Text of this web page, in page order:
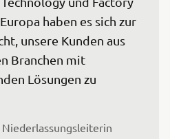
haben es sich zur
unsere Kunden aus
Branchen mit
Lösungen zu